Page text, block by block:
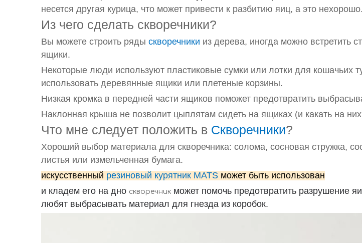
несется другая курица, что может привести к разбитию яиц, а это нехорошо.
Из чего сделать скворечники?
Вы можете строить ряды скворечники из дерева, иногда можно встретить
ящики.
Некоторые люди используют пластиковые сумки или лотки для кошачьих
использовать деревянные ящики или плетеные корзины.
Низкая кромка в передней части ящиков поможет предотвратить
Наклонная крыша не позволит цыплятам сидеть на ящиках (и какать на
Что мне следует положить в Скворечники?
Хороший выбор материала для скворечника: солома, сосновая стружка,
листья или измельченная бумага.
искусственный резиновый курятник MATS может быть использован
и кладем его на дно скворечник может помочь предотвратить разрушение
любят выбрасывать материал для гнезда из коробок.